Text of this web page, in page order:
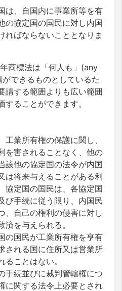
は、自国内に事業所等を有
の協定国の国民に対し内国
ればならないこととなりま
商標法は「何人も」(any
できるものとしているた
請する範囲よりも広い範囲
ることができます。
工業所有権の保護に関し、
を害されることなく、他の
該他の協定国の法令が内国
は将来与えることがある利
協定国の国民は、各協定国
び手続に従う限り、内国民
、自己の権利の侵害に対し
を与えられる。
の国民が工業所有権を亨有
される国に住所又は営業所
ことはない。
手続並びに裁判管轄権につ
に関する法令上必要とされ